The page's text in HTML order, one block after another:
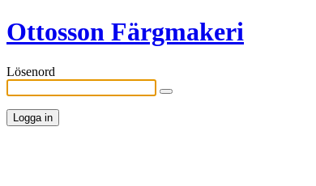
Ottosson Färgmakeri
Lösenord